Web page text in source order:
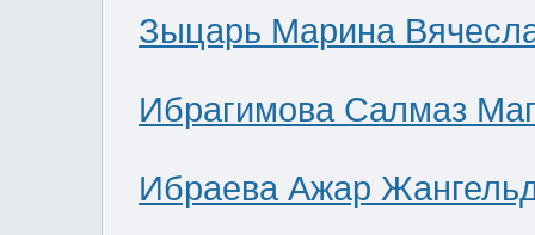
Зыцарь Марина
Ибрагимова Салмаз
Ибраева Ажар